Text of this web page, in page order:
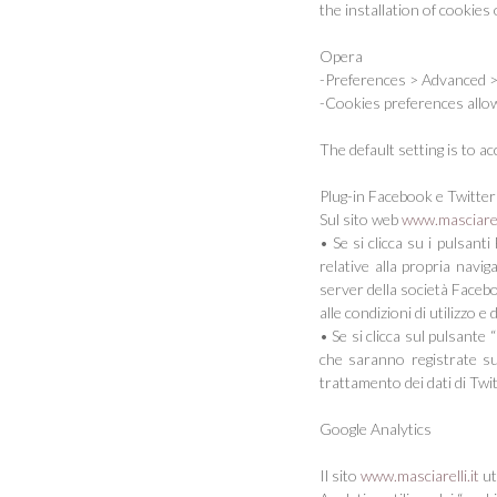
the installation of cookies
Opera
-Preferences > Advanced
-Cookies preferences
The default setting is to
Plug-in Facebook e Twitter
Sul sito web
• Se si clicca su i
relative alla propria
server della società
alle condizioni di utilizzo e
• Se si clicca sul
che saranno registrate
trattamento dei dati di
Google Analytics
Il sito www.masciarelli.it